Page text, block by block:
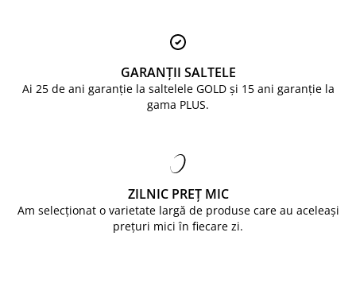
GARANȚII SALTELE
Ai 25 de ani garanție la saltelele GOLD și 15 ani garanție la
gama PLUS.
ZILNIC PREȚ MIC
Am selecționat o varietate largă de produse care au aceleași
prețuri mici în fiecare zi.